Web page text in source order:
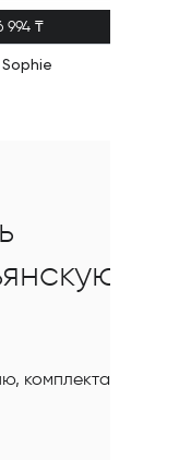
994 ₸
комплектации